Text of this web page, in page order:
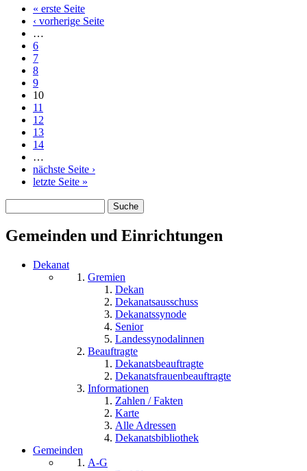
Seiten« erste Seite
‹ vorherige Seite
…
6
7
8
9
10
11
12
13
14
…
nächste Seite ›
letzte Seite »
Gemeinden und Einrichtungen
Dekanat
Gremien
Dekan
Dekanatsausschuss
Dekanatssynode
Senior
Landessynodalinnen
Beauftragte
Dekanatsbeauftragte
Dekanatsfrauenbeauftragte
Informationen
Zahlen / Fakten
Karte
Alle Adressen
Dekanatsbibliothek
Gemeinden
A-G